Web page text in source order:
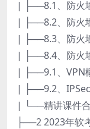
| ├──8.1、防火
| ├──8.2、防火
| ├──8.3、防火
| ├──8.4、防火
| ├──9.1、VPN
| ├──9.2、
| └──精讲课件
├──2 2023年软